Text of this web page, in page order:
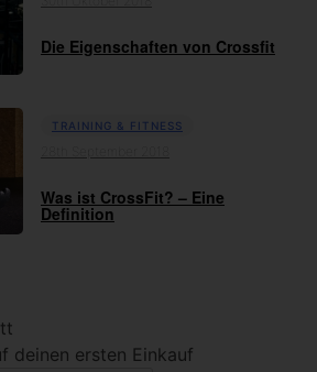
Die Eigenschaften von Crossfit
TRAINING & FITNESS
Was ist CrossFit? – Eine
Definition
deinen ersten Einkauf